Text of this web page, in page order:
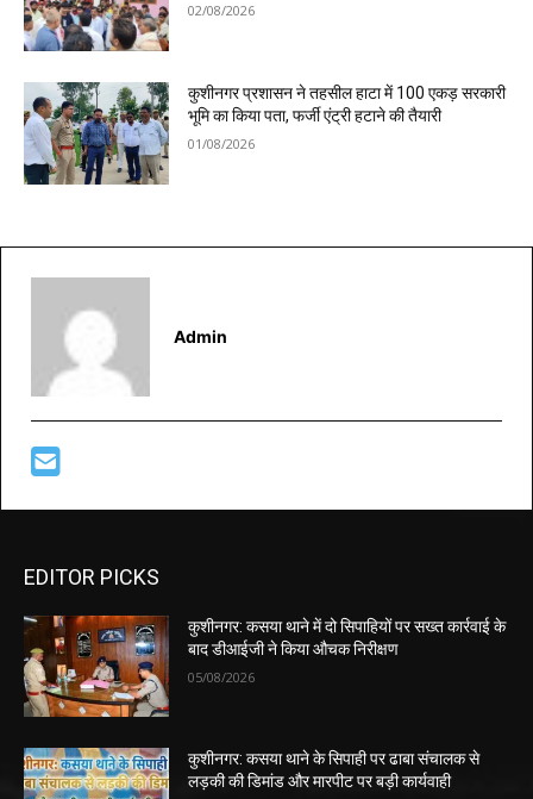
02/08/2026
कुशीनगर प्रशासन ने तहसील हाटा में 100 एकड़ सरकारी
भूमि का किया पता, फर्जी एंट्री हटाने की तैयारी
01/08/2026
Admin
EDITOR PICKS
कुशीनगर: कसया थाने में दो सिपाहियों पर सख्त कार्रवाई के
बाद डीआईजी ने किया औचक निरीक्षण
05/08/2026
कुशीनगर: कसया थाने के सिपाही पर ढाबा संचालक से
लड़की की डिमांड और मारपीट पर बड़ी कार्यवाही